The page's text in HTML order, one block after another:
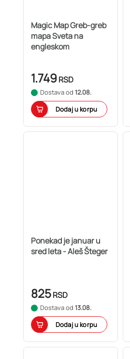
Magic Map Greb-greb
mapa Sveta na
engleskom
1.749RSD
Dostava od 12.08.
Dodaj u korpu
Ponekad je januar u
sred leta - Aleš Šteger
825RSD
Dostava od 13.08.
Dodaj u korpu